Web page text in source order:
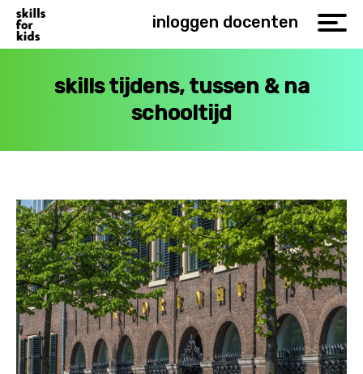
inloggen docenten
skills tijdens, tussen & na
schooltijd